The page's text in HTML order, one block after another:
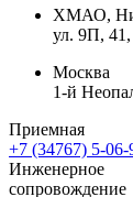
ХМАО,
ул. 9П, 41,
Москва
1-й
Приемная
+7 (34767) 5-06-
Инженерное
сопровождение